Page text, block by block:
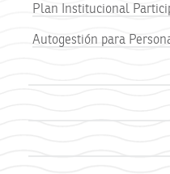
Plan Institucional
Autogestión para